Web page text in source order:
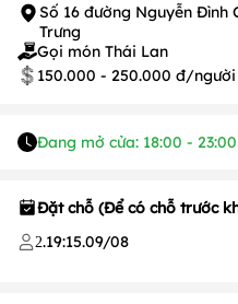
Số 16 đường Nguyễn Đình
Trưng
Gọi món Thái Lan
150.000 - 250.000 đ/người
Đang mở cửa: 18:00 - 23:00
Đặt chỗ (Để có chỗ trước
2.19:15.09/08